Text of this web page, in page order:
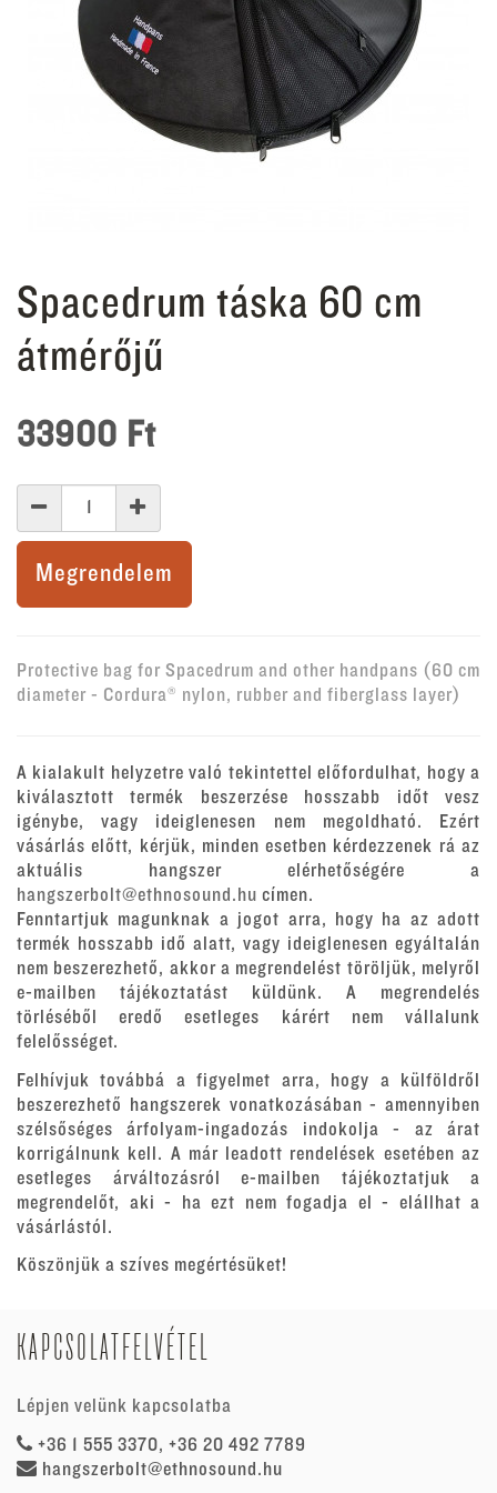
Spacedrum táska 60 cm
átmérőjű
33900 Ft
Megrendelem
Protective bag for Spacedrum and other handpans (60 cm
diameter - Cordura® nylon, rubber and fiberglass layer)
A kialakult helyzetre való tekintettel előfordulhat, hogy a
kiválasztott termék beszerzése hosszabb időt vesz
igénybe, vagy ideiglenesen nem megoldható. Ezért
vásárlás előtt, kérjük, minden esetben kérdezzenek rá az
aktuális hangszer elérhetőségére a
hangszerbolt@ethnosound.hu címen.
Fenntartjuk magunknak a jogot arra, hogy ha az adott
termék hosszabb idő alatt, vagy ideiglenesen egyáltalán
nem beszerezhető, akkor a megrendelést töröljük, melyről
e-mailben tájékoztatást küldünk. A megrendelés
törléséből eredő esetleges kárért nem vállalunk
felelősséget.
Felhívjuk továbbá a figyelmet arra, hogy a külföldről
beszerezhető hangszerek vonatkozásában - amennyiben
szélsőséges árfolyam-ingadozás indokolja - az árat
korrigálnunk kell. A már leadott rendelések esetében az
esetleges árváltozásról e-mailben tájékoztatjuk a
megrendelőt, aki - ha ezt nem fogadja el - elállhat a
vásárlástól.
Köszönjük a szíves megértésüket!
KAPCSOLATFELVÉTEL
Lépjen velünk kapcsolatba
+36 1 555 3370, +36 20 492 7789
hangszerbolt@ethnosound.hu